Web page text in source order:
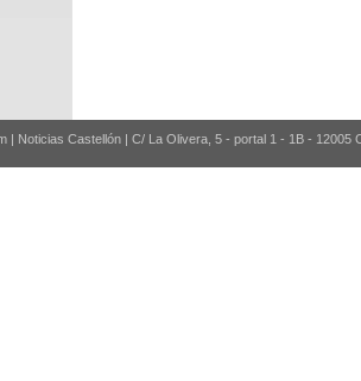
| Noticias Castellón | C/ La Olivera, 5 - portal 1 - 1B - 12005